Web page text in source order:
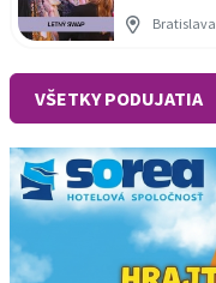
Bratislava
VŠETKY PODUJATIA